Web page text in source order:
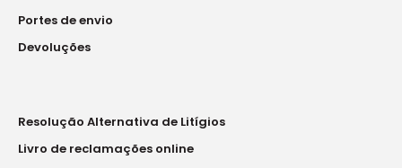
Portes de envio
Devoluções
Resolução Alternativa de Litígios
Livro de reclamações online